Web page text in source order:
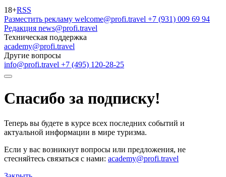
18+RSS
Разместить рекламу welcome@profi.travel +7 (931) 009 69 94
Редакция news@profi.travel
Техническая поддержка
academy@profi.travel
Другие вопросы
info@profi.travel +7 (495) 120-28-25
Спасибо за подписку!
Теперь вы будете в курсе всех последних событий и
актуальной информации в мире туризма.
Если у вас возникнут вопросы или предложения, не
стесняйтесь связаться с нами: academy@profi.travel